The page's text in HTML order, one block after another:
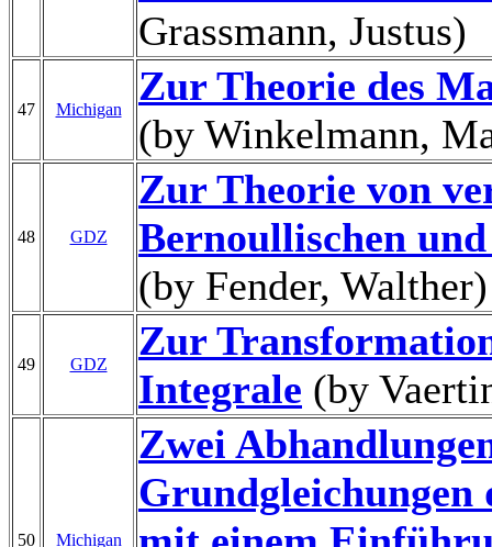
Grassmann, Justus)
47 Michigan
Zur Theorie des
(by Winkelmann,
48 GDZ
Zur Theorie von
Bernoullischen
(by Fender, Walther)
49 GDZ
Zur
Integrale (by
50 Michigan
Zwei